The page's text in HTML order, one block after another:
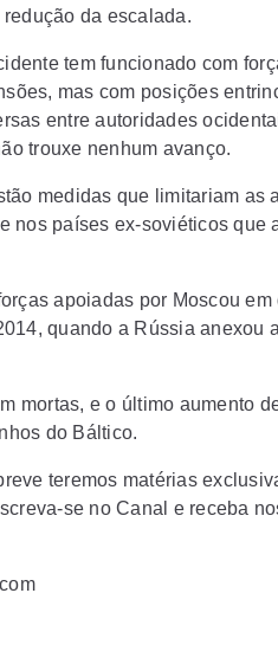
da escalada.
tem funcionado com
mas com posições
entre autoridades
trouxe nenhum avanço.
medidas que limitariam as
nos países ex-soviéticos que
apoiadas por Moscou
quando a Rússia anexou
mortas, e o último aumento
do Báltico.
teremos matérias
se no Canal e receba